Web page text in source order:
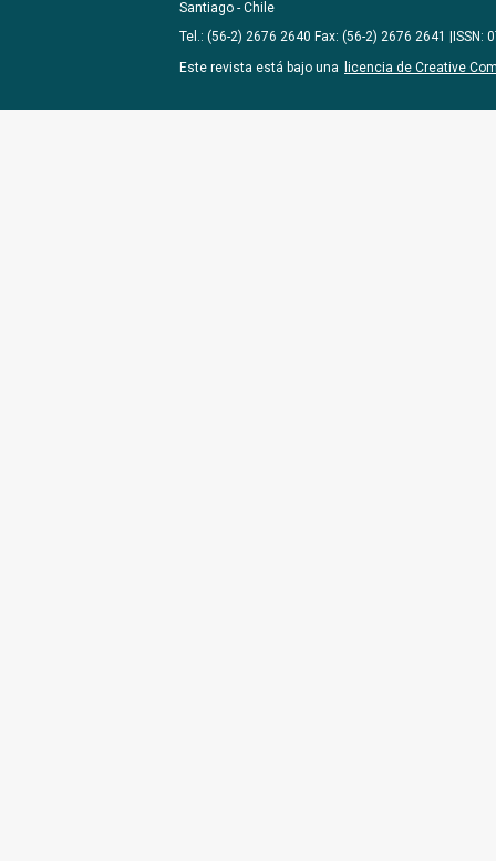
Santiago - Chile
Tel.: (56-2) 2676 2640 Fax: (56-2) 2676 2641 |ISSN:
Este revista está bajo una
licencia de Creative